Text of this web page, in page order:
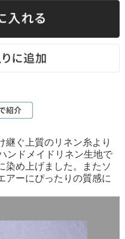
継ぐ上質のリネン糸より
ンドメイドリネン生地で
染め上げました。またソ
アーにぴったりの質感に